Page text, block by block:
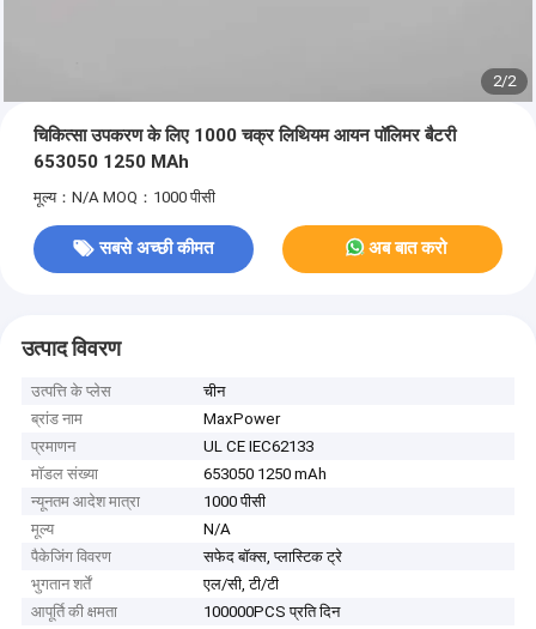
2/2
चिकित्सा उपकरण के लिए 1000 चक्र लिथियम आयन पॉलिमर बैटरी
653050 1250 MAh
मूल्य：N/A MOQ：1000 पीसी
सबसे अच्छी कीमत अब बात करो
उत्पाद विवरण
उत्पत्ति के प्लेस
चीन
ब्रांड नाम
MaxPower
प्रमाणन
UL CE IEC62133
मॉडल संख्या
653050 1250 mAh
न्यूनतम आदेश मात्रा
1000 पीसी
मूल्य
N/A
पैकेजिंग विवरण
सफेद बॉक्स, प्लास्टिक ट्रे
भुगतान शर्तें
एल/सी, टी/टी
आपूर्ति की क्षमता
100000PCS प्रति दिन